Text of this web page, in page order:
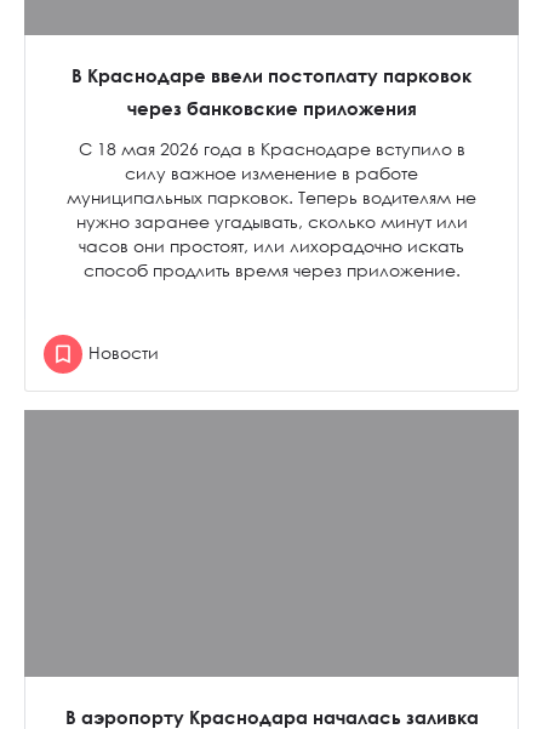
В Краснодаре ввели постоплату парковок
через банковские приложения
С 18 мая 2026 года в Краснодаре вступило в
силу важное изменение в работе
муниципальных парковок. Теперь водителям не
нужно заранее угадывать, сколько минут или
часов они простоят, или лихорадочно искать
способ продлить время через приложение.
Новости
В аэропорту Краснодара началась заливка